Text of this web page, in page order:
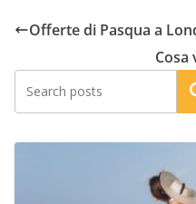
Offerte di Pasqua a
Cosa